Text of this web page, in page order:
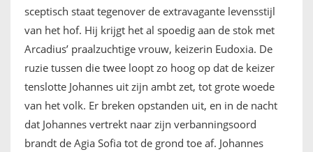
sceptisch staat tegenover de extravagante levensstijl
van het hof. Hij krijgt het al spoedig aan de stok met
Arcadius’ praalzuchtige vrouw, keizerin Eudoxia. De
ruzie tussen die twee loopt zo hoog op dat de keizer
tenslotte Johannes uit zijn ambt zet, tot grote woede
van het volk. Er breken opstanden uit, en in de nacht
dat Johannes vertrekt naar zijn verbanningsoord
brandt de Agia Sofia tot de grond toe af. Johannes